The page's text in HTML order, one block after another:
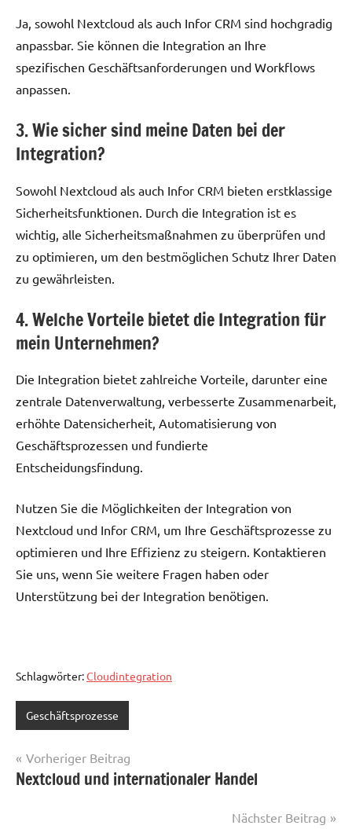
Ja, sowohl Nextcloud als auch Infor CRM sind hochgradig
anpassbar. Sie können die Integration an Ihre
spezifischen Geschäftsanforderungen und Workflows
anpassen.
3. Wie sicher sind meine Daten bei der
Integration?
Sowohl Nextcloud als auch Infor CRM bieten erstklassige
Sicherheitsfunktionen. Durch die Integration ist es
wichtig, alle Sicherheitsmaßnahmen zu überprüfen und
zu optimieren, um den bestmöglichen Schutz Ihrer Daten
zu gewährleisten.
4. Welche Vorteile bietet die Integration für
mein Unternehmen?
Die Integration bietet zahlreiche Vorteile, darunter eine
zentrale Datenverwaltung, verbesserte Zusammenarbeit,
erhöhte Datensicherheit, Automatisierung von
Geschäftsprozessen und fundierte
Entscheidungsfindung.
Nutzen Sie die Möglichkeiten der Integration von
Nextcloud und Infor CRM, um Ihre Geschäftsprozesse zu
optimieren und Ihre Effizienz zu steigern. Kontaktieren
Sie uns, wenn Sie weitere Fragen haben oder
Unterstützung bei der Integration benötigen.
Schlagwörter:Cloudintegration
Geschäftsprozesse
Beitragsnavigation
Vorheriger Beitrag
Nextcloud und internationaler Handel
Nächster Beitrag